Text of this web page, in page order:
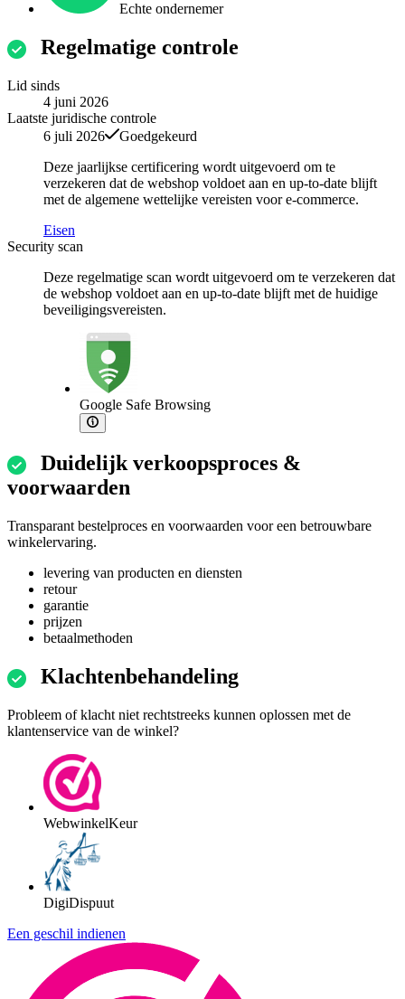
Echte ondernemer
Regelmatige controle
Lid sinds
4 juni 2026
Laatste juridische controle
6 juli 2026
Goedgekeurd
Deze jaarlijkse certificering wordt uitgevoerd om te
verzekeren dat de webshop voldoet aan en up-to-date blijft
met de algemene wettelijke vereisten voor e-commerce.
Eisen
Security scan
Deze regelmatige scan wordt uitgevoerd om te verzekeren dat
de webshop voldoet aan en up-to-date blijft met de huidige
beveiligingsvereisten.
Google Safe Browsing
Duidelijk verkoopsproces &
voorwaarden
Transparant bestelproces en voorwaarden voor een betrouwbare
winkelervaring.
levering van producten en diensten
retour
garantie
prijzen
betaalmethoden
Klachtenbehandeling
Probleem of klacht niet rechtstreeks kunnen oplossen met de
klantenservice van de winkel?
WebwinkelKeur
DigiDispuut
Een geschil indienen